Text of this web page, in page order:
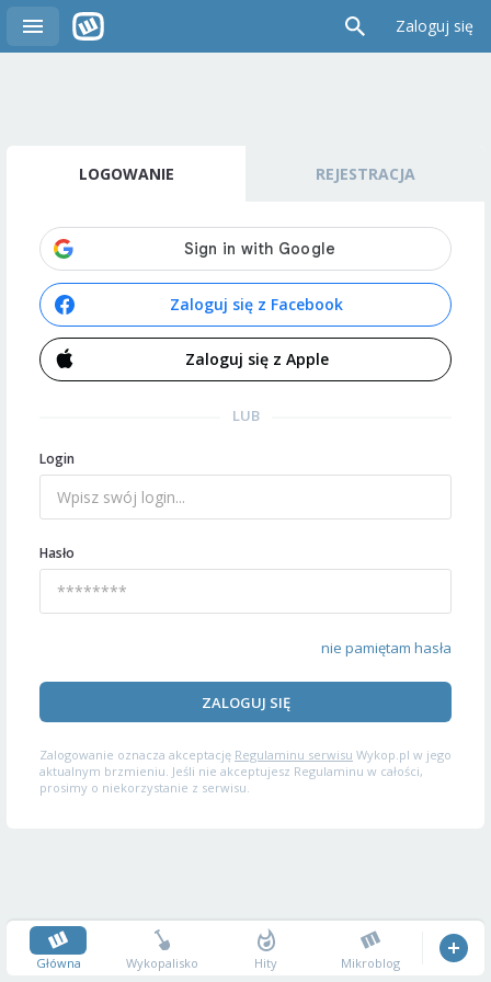
Zaloguj się
LOGOWANIE REJESTRACJA
Zaloguj się z Facebook
Zaloguj się z Apple
LUB
Login
Hasło
nie pamiętam hasła
ZALOGUJ SIĘ
Zalogowanie oznacza akceptację Regulaminu serwisu Wykop.pl w jego
aktualnym brzmieniu. Jeśli nie akceptujesz Regulaminu w całości,
prosimy o niekorzystanie z serwisu.
Główna Wykopalisko Hity Mikroblog